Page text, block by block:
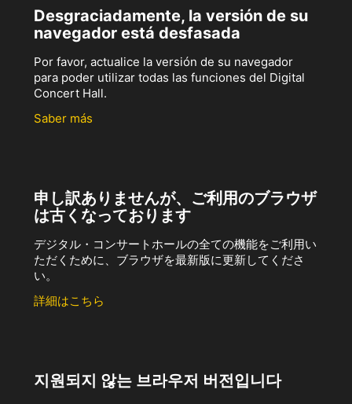
Desgraciadamente, la versión de su
navegador está desfasada
Por favor, actualice la versión de su navegador
para poder utilizar todas las funciones del Digital
Concert Hall.
Saber más
申し訳ありませんが、ご利用のブラウザ
は古くなっております
デジタル・コンサートホールの全ての機能をご利用い
ただくために、ブラウザを最新版に更新してくださ
い。
詳細はこちら
지원되지 않는 브라우저 버전입니다